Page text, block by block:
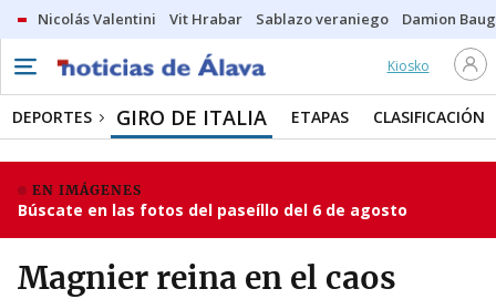
Nicolás Valentini Vit Hrabar Sablazo veraniego Damion
Kiosko
DEPORTES GIRO DE ITALIA ETAPAS CLASIFICACIÓN
EN IMÁGENES
Búscate en las fotos del paseíllo del 6 de agosto
Magnier reina en el caos